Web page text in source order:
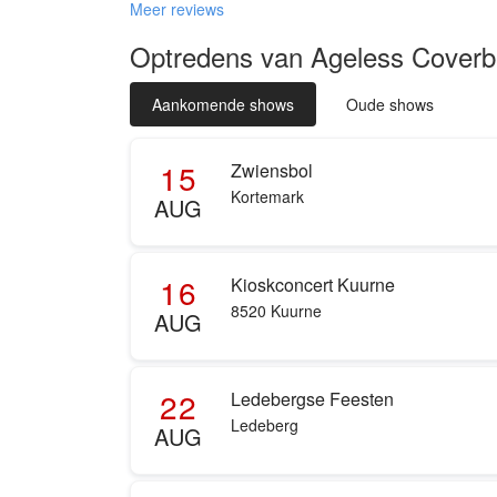
Meer reviews
Optredens van Ageless
Aankomende shows Oude shows
15
AUG
Zwiensbol
Kortemark
16
AUG
Kioskconcert Kuurne
8520 Kuurne
22
AUG
Ledebergse Feesten
Ledeberg